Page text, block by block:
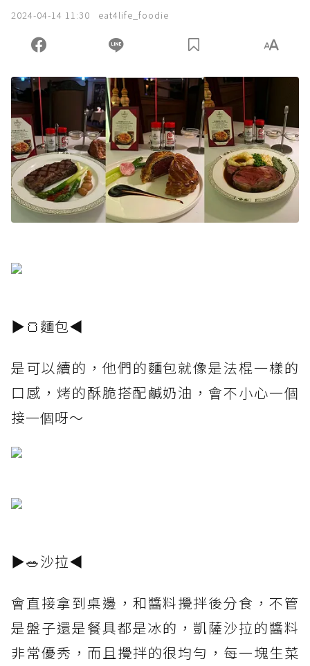
2024-04-14 11:30 eat4life_foodie
▶🍞麵包◀
是可以續的，他們的麵包就像是法棍一樣的
口感，烤的酥脆搭配鹹奶油，會不小心一個
接一個呀～
▶🥗沙拉◀
會直接拿到桌邊，和醬料攪拌後分食，不管
是盤子還是餐具都是冰的，凱薩沙拉的醬料
非常優秀，而且攪拌的很均勻，每一塊生菜